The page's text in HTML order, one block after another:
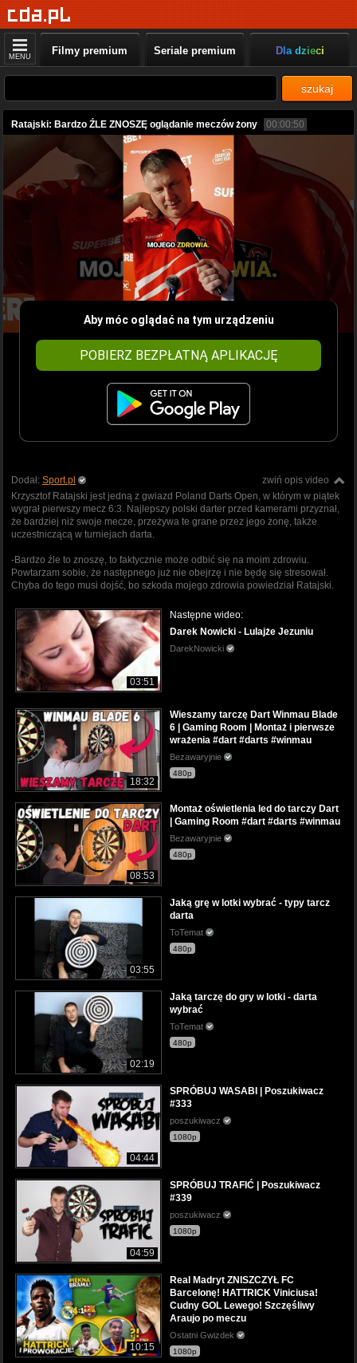
MENU Filmy premium Seriale premium Dla dzieci
szukaj
Ratajski: Bardzo ŹLE ZNOSZĘ oglądanie meczów żony 00:00:50
Aby móc oglądać na tym urządzeniu
POBIERZ BEZPŁATNĄ APLIKACJĘ
zwiń opis video
Dodał: Sport.pl
Krzysztof Ratajski jest jedną z gwiazd Poland Darts Open, w którym w piątek
wygrał pierwszy mecz 6:3. Najlepszy polski darter przed kamerami przyznał,
że bardziej niż swoje mecze, przeżywa te grane przez jego żonę, także
uczestniczącą w turniejach darta.
-Bardzo źle to znoszę, to faktycznie może odbić się na moim zdrowiu.
Powtarzam sobie, że następnego już nie obejrzę i nie będę się stresował.
Chyba do tego musi dojść, bo szkoda mojego zdrowia powiedział Ratajski.
03:51
Następne wideo:
Darek Nowicki - Lulajże Jezuniu
DarekNowicki
18:32
Wieszamy tarczę Dart Winmau Blade
6 | Gaming Room | Montaż i pierwsze
wrażenia #dart #darts #winmau
Bezawaryjnie
480p
08:53
Montaż oświetlenia led do tarczy Dart
| Gaming Room #dart #darts #winmau
Bezawaryjnie
480p
03:55
Jaką grę w lotki wybrać - typy tarcz
darta
ToTemat
480p
02:19
Jaką tarczę do gry w lotki - darta
wybrać
ToTemat
480p
04:44
SPRÓBUJ WASABI | Poszukiwacz
#333
poszukiwacz
1080p
04:59
SPRÓBUJ TRAFIĆ | Poszukiwacz
#339
poszukiwacz
1080p
10:15
Real Madryt ZNISZCZYŁ FC
Barcelonę! HATTRICK Viniciusa!
Cudny GOL Lewego! Szczęśliwy
Araujo po meczu
Ostatni Gwizdek
1080p